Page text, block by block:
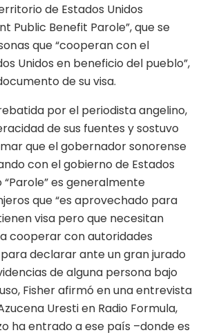
de Estados Unidos
Public Benefit Parole”, que se
que “cooperan con el
Unidos en beneficio del pueblo”,
de su visa.
por el periodista angelino,
de sus fuentes y sostuvo
que el gobernador sonorense
con el gobierno de Estados
“Parole” es generalmente
que “es aprovechado para
visa pero que necesitan
cooperar con autoridades
declarar ante un gran jurado
de alguna persona bajo
Fisher afirmó en una entrevista
Uresti en Radio Formula,
ha entrado a ese país –donde es